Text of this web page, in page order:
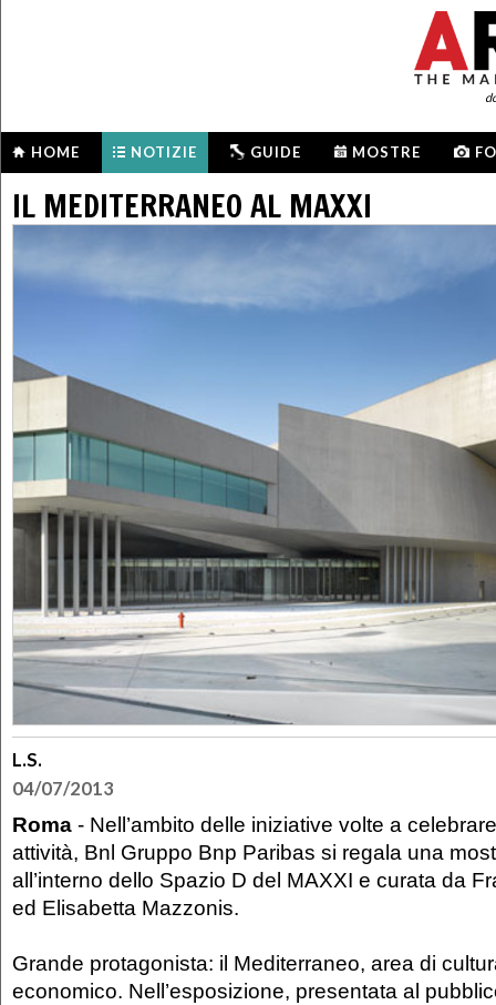
HOME NOTIZIE GUIDE MOSTRE
IL MEDITERRANEO AL MAXXI
L.S.
04/07/2013
Roma - Nell’ambito delle iniziative volte a
attività, Bnl Gruppo Bnp Paribas si regala una
all’interno dello Spazio D del MAXXI e curata da
ed Elisabetta Mazzonis.
Grande protagonista: il Mediterraneo, area di
economico. Nell’esposizione, presentata al